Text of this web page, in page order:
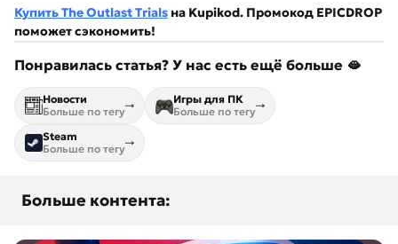
Купить The Outlast Trials на Kupikod. Промокод EPICDROP
поможет сэкономить!
Понравилась статья? У нас есть ещё больше 🫦
Новости
Больше по тегу
Игры для ПК
Больше по тегу
Steam
Больше по тегу
Больше контента: